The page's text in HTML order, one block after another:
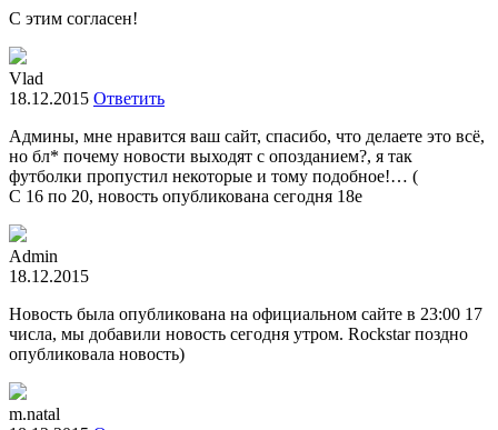
С этим согласен!
Vlad
18.12.2015 Ответить
Админы, мне нравится ваш сайт, спасибо, что делаете это всё,
но бл* почему новости выходят с опозданием?, я так
футболки пропустил некоторые и тому подобное!… (
С 16 по 20, новость опубликована сегодня 18е
Admin
18.12.2015
Новость была опубликована на официальном сайте в 23:00 17
числа, мы добавили новость сегодня утром. Rockstar поздно
опубликовала новость)
m.natal